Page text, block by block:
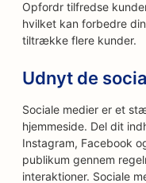
Opfordr tilfredse
hvilket kan forbedre
tiltrække flere kunder.
Udnyt de
Sociale medier er et
hjemmeside. Del dit
Instagram, Facebook
publikum gennem
interaktioner. Sociale